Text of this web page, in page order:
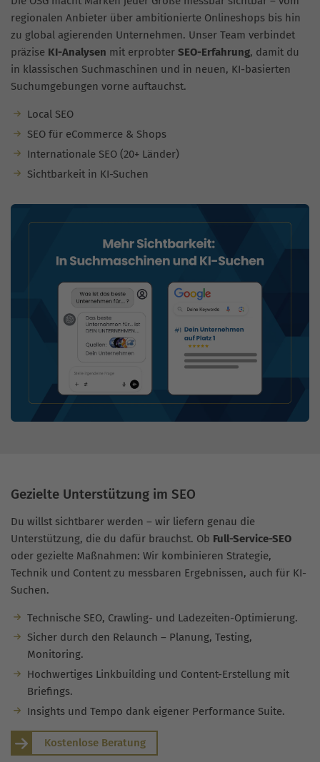
regionalen Anbieter über ambitionierte Onlineshops bis hin
zu global agierenden Unternehmen. Unser Team verbindet
präzise KI-Analysen mit erprobter SEO-Erfahrung, damit du
in klassischen Suchmaschinen und in neuen, KI-basierten
Suchumgebungen vorne auftauchst.
Local SEO
SEO für eCommerce & Shops
Internationale SEO (20+ Länder)
Sichtbarkeit in KI-Suchen
Gezielte Unterstützung im SEO
Du willst sichtbarer werden – wir liefern genau die
Unterstützung, die du dafür brauchst. Ob Full-Service-SEO
oder gezielte Maßnahmen: Wir kombinieren Strategie,
Technik und Content zu messbaren Ergebnissen, auch für KI-
Suchen.
Technische SEO, Crawling- und Ladezeiten-Optimierung.
Sicher durch den Relaunch – Planung, Testing,
Monitoring.
Hochwertiges Linkbuilding und Content-Erstellung mit
Briefings.
Insights und Tempo dank eigener Performance Suite.
Kostenlose Beratung